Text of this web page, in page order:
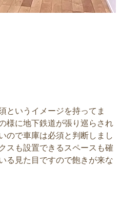
というイメージを持ってま
様に地下鉄道が張り巡らされ
ので車庫は必須と判断しまし
スも設置できるスペースも確
る見た目ですので飽きが来な